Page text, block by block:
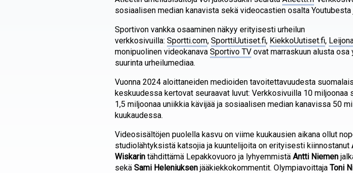
sosiaalisen median kanavista sekä videocastien osalta
Sportivon vankka osaaminen näkyy erityisesti urheilun
verkkosivuilla:Sportti.com,SporttiUutiset.fi, KiekkoUutiset.fi,
monipuolinen videokanavaSportivo TV ovat marraskuun alusta osa
suurinta urheilumediaa.
Vuonna 2024 aloittaneiden medioiden tavoitettavuudesta
keskuudessa kertovat seuraavat luvut: Verkkosivuilla 10 miljoonaa
1,5 miljoonaa uniikkia kävijää ja sosiaalisen median kanavissa 50
kuukaudessa.
Videosisältöjen puolella kasvu on viime kuukausien aikana ollut
studiolähtyksistä katsojia ja kuuntelijoita on erityisesti kiinnostanut
Wiskarin tähdittämä Lepakkovuoro ja lyhyemmistäAntti Niemen
sekäSami Heleniuksen jääkiekkokommentit. OlympiavoittajaToni